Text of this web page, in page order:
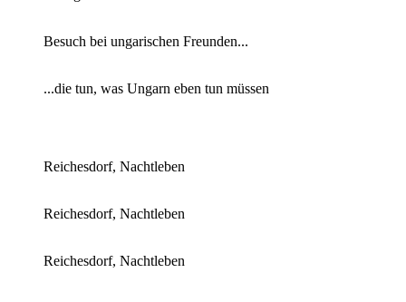
Be­such bei un­ga­ri­schen Freun­den...
...die tun, was Un­garn eben tun müs­sen
Rei­ches­dorf, Nacht­le­ben
Rei­ches­dorf, Nacht­le­ben
Rei­ches­dorf, Nacht­le­ben